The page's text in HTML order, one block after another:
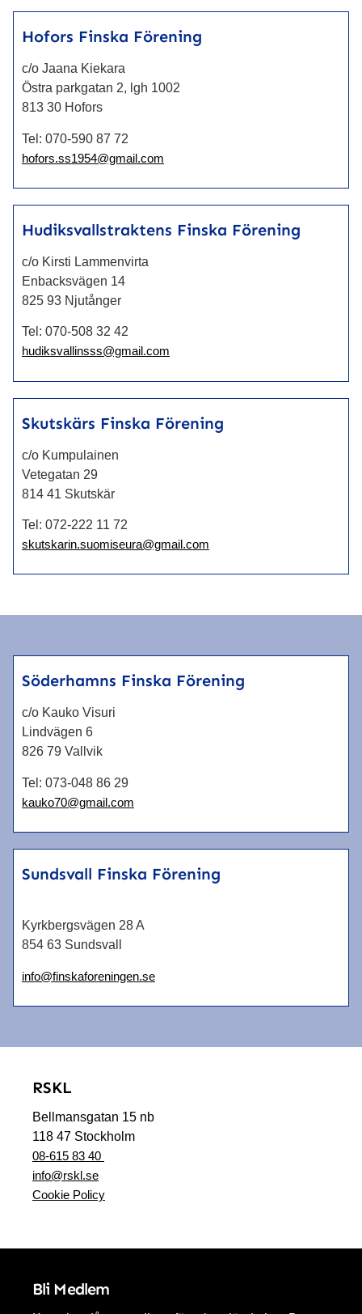
Hofors Finska Förening
c/o Jaana Kiekara
Östra parkgatan 2, lgh 1002
813 30 Hofors
Tel: 070-590 87 72
hofors.ss1954@gmail.com
Hudiksvallstraktens Finska Förening
c/o Kirsti Lammenvirta
Enbacksvägen 14
825 93 Njutånger
Tel: 070-508 32 42
hudiksvallinsss@gmail.com
Skutskärs Finska Förening
c/o Kumpulainen
Vetegatan 29
814 41 Skutskär
Tel: 072-222 11 72
skutskarin.suomiseura@gmail.com
Söderhamns Finska Förening
c/o Kauko Visuri
Lindvägen 6
826 79 Vallvik
Tel: 073-048 86 29
kauko70@gmail.com
Sundsvall Finska Förening
Kyrkbergsvägen 28 A
854 63 Sundsvall
info@finskaforeningen.se
RSKL
Bellmansgatan 15 nb
118 47 Stockholm
08-615 83 40
info@rskl.se
Cookie Policy
Bli Medlem